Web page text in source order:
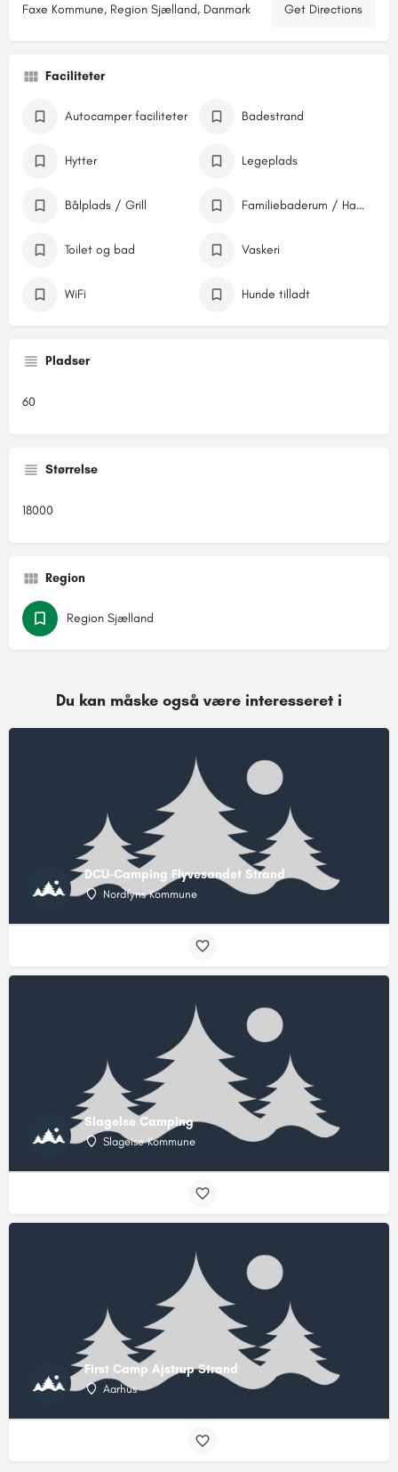
Faxe Kommune, Region Sjælland, Danmark Get Directions
Faciliteter
Autocamper faciliteter Badestrand
Hytter Legeplads
Bålplads / Grill Familiebaderum / Handicapfaciliteter
Toilet og bad Vaskeri
WiFi Hunde tilladt
Pladser
60
Størrelse
18000
Region
Region Sjælland
Du kan måske også være interesseret i
DCU-Camping Flyvesandet Strand
Nordfyns Kommune
Slagelse Camping
Slagelse Kommune
First Camp Ajstrup Strand
Aarhus